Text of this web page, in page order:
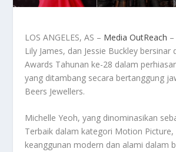
LOS ANGELES, AS – Media OutReach
Lily James, dan Jessie Buckley bersinar
Awards Tahunan ke-28 dalam
yang ditambang secara bertanggung
Beers Jewellers.
Michelle Yeoh, yang dinominasikan
Terbaik dalam kategori Motion
keanggunan modern dan alami dalam